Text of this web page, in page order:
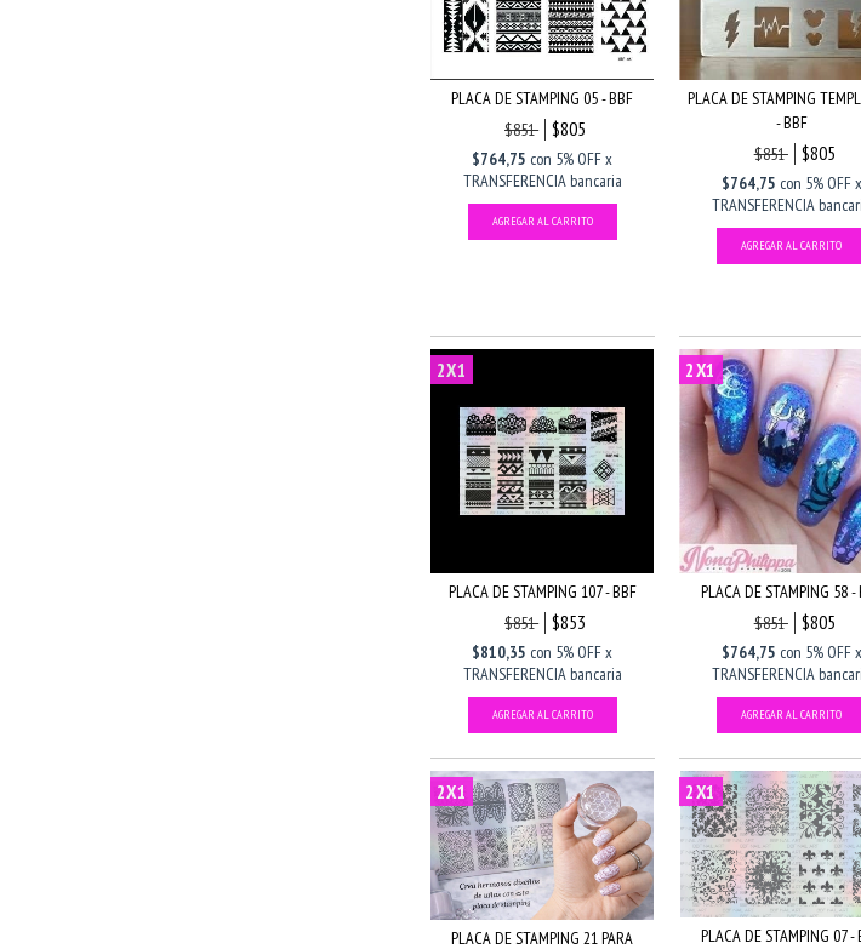
PLACA DE STAMPING 05 - BBF
$851
$805
$764,75 con 5% OFF x
TRANSFERENCIA bancaria
PLACA DE STAMPING
- BBF
$851
$805
$764,75 con 5% OFF x
TRANSFERENCIA
2X1
PLACA DE STAMPING 107 - BBF
$851
$853
$810,35 con 5% OFF x
TRANSFERENCIA bancaria
2X1
PLACA DE STAMPING 58 -
$851
$805
$764,75 con 5% OFF x
TRANSFERENCIA
2X1
PLACA DE STAMPING 21 PARA
2X1
PLACA DE STAMPING 07 -